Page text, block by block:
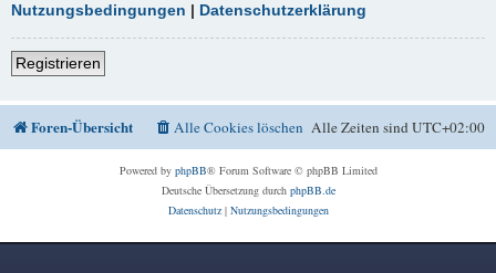
Nutzungsbedingungen | Datenschutzerklärung
Registrieren
Foren-Übersicht Alle Zeiten sindUTC+02:00
Alle Cookies löschen
Powered by phpBB® Forum Software © phpBB Limited
Deutsche Übersetzung durch phpBB.de
Datenschutz| Nutzungsbedingungen